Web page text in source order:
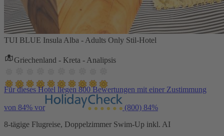
TUI BLUE Insula Alba - Adults Only Stil-Hotel
Griechenland - Kreta - Analipsis
Für dieses Hotel liegen 800 Bewertungen mit einer Zustimmung
von 84% vor (800) 84%
8-tägige Flugreise, Doppelzimmer Swim-Up inkl. AI